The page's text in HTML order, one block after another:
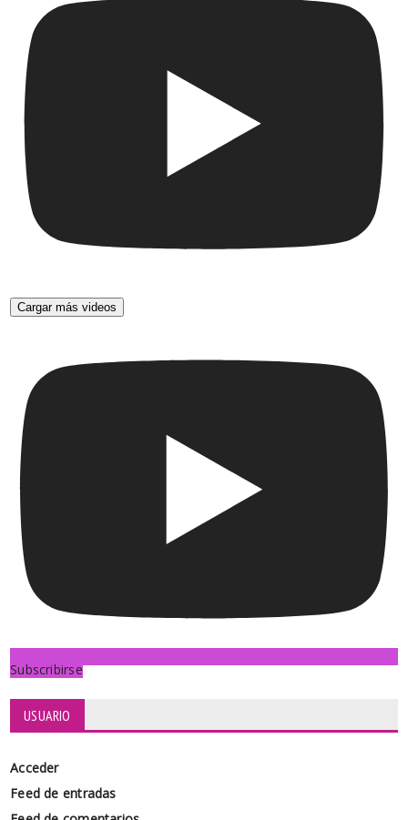
Cargar más videos
Subscribirse
USUARIO
Acceder
Feed de entradas